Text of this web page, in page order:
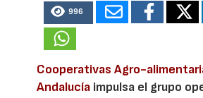
996
Cooperativas Agro-
Andalucía impulsa el grupo